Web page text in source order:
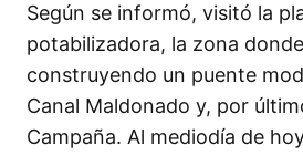
Según se informó, visitó la
potabilizadora, la zona
construyendo un puente
Canal Maldonado y, por
Campaña. Al mediodía de